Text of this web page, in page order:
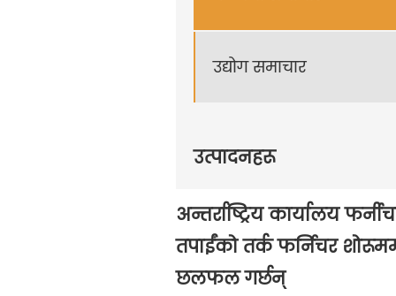
उद्योग समाचार
उत्पादनहरू
अन्तर्राष्ट्रिय कार्यालय
तपाईंको तर्क फर्निचर
छलफल गर्छन्